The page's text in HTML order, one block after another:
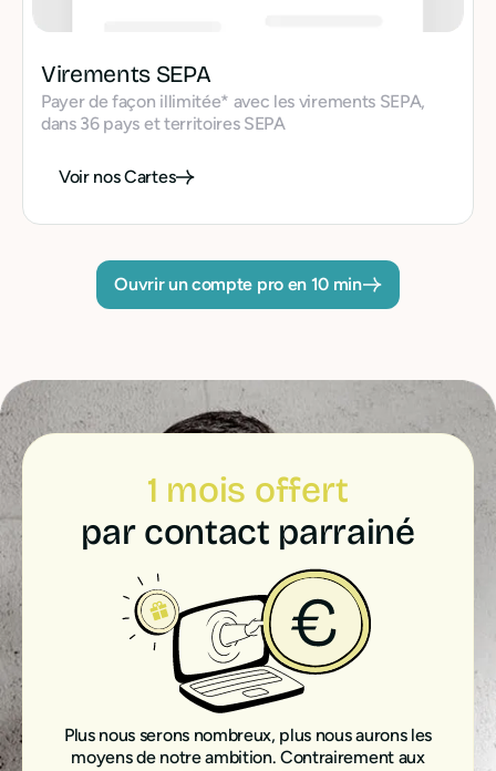
Virements SEPA
Payer de façon illimitée* avec les virements SEPA,
dans 36 pays et territoires SEPA
Voir nos Cartes
Ouvrir un compte pro en 10 min
1 mois offert
par contact parrainé
Plus nous serons nombreux, plus nous aurons les
moyens de notre ambition. Contrairement aux